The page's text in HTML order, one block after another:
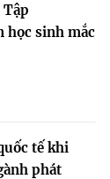
học sinh mắc
tế khi
phát